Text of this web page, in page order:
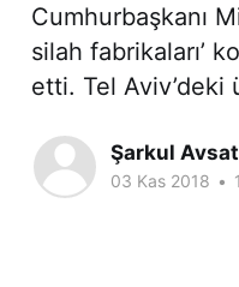
Cumhurbaşkanı
silah fabrikaları’
etti. Tel Aviv’deki
Şarkul
03 Kas 2018 •